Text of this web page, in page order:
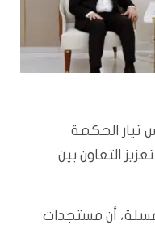
تيار الحكمة
التعاون بين
أن مستجدات